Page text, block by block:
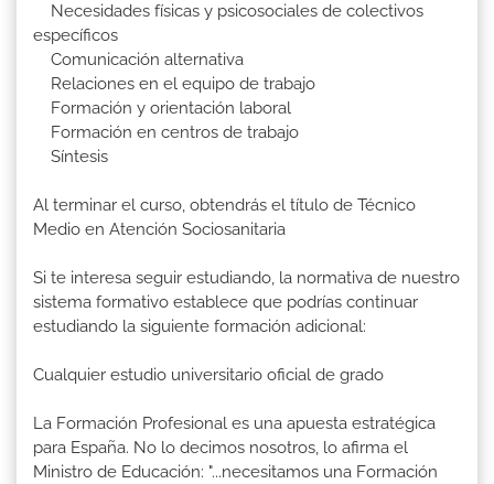
Necesidades físicas y psicosociales de colectivos
específicos
Comunicación alternativa
Relaciones en el equipo de trabajo
Formación y orientación laboral
Formación en centros de trabajo
Síntesis
Al terminar el curso, obtendrás el título de Técnico
Medio en Atención Sociosanitaria
Si te interesa seguir estudiando, la normativa de nuestro
sistema formativo establece que podrías continuar
estudiando la siguiente formación adicional:
Cualquier estudio universitario oficial de grado
La Formación Profesional es una apuesta estratégica
para España. No lo decimos nosotros, lo afirma el
Ministro de Educación: "...necesitamos una Formación